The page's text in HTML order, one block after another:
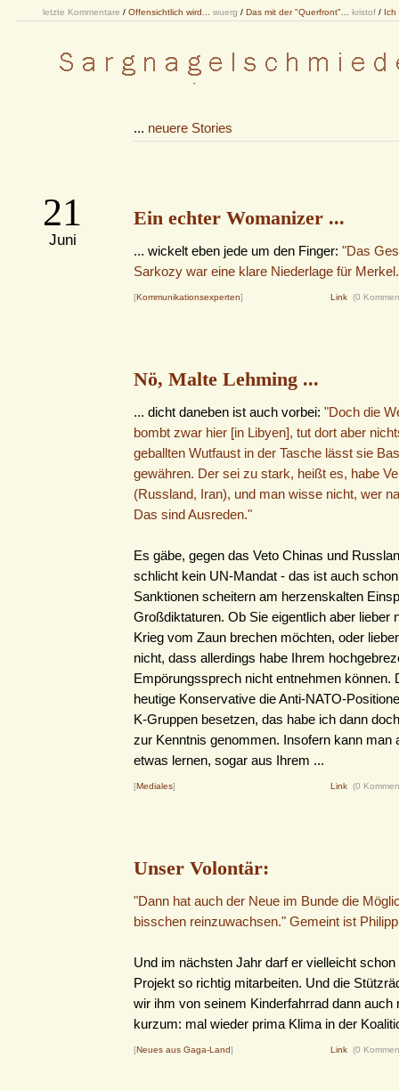
letzte Kommentare / Offensichtlich wird... wuerg / Das mit der "Querfront"... kristof / Ich
... neuere Stories
21
Juni
Ein echter Womanizer ...
... wickelt eben jede um den Finger: "Das
Sarkozy war eine klare Niederlage für
[Kommunikationsexperten] Link (0
Nö, Malte Lehming ...
... dicht daneben ist auch vorbei: "Doch die
bombt zwar hier [in Libyen], tut dort aber
geballten Wutfaust in der Tasche lässt sie
gewähren. Der sei zu stark, heißt es, habe
(Russland, Iran), und man wisse nicht, wer
Das sind Ausreden."
Es gäbe, gegen das Veto Chinas und
schlicht kein UN-Mandat - das ist auch
Sanktionen scheitern am herzenskalten
Großdiktaturen. Ob Sie eigentlich aber lieber
Krieg vom Zaun brechen möchten, oder
nicht, dass allerdings habe Ihrem
Empörungssprech nicht entnehmen können.
heutige Konservative die Anti-NATO-
K-Gruppen besetzen, das habe ich dann
zur Kenntnis genommen. Insofern kann man
etwas lernen, sogar aus Ihrem ...
[Mediales] Link (0
Unser Volontär:
"Dann hat auch der Neue im Bunde die
bisschen reinzuwachsen." Gemeint ist
Und im nächsten Jahr darf er vielleicht
Projekt so richtig mitarbeiten. Und die
wir ihm von seinem Kinderfahrrad dann auch
kurzum: mal wieder prima Klima in der
[Neues aus Gaga-Land] Link (0